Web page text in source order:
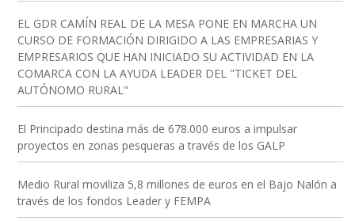
EL GDR CAMÍN REAL DE LA MESA PONE EN MARCHA UN
CURSO DE FORMACIÓN DIRIGIDO A LAS EMPRESARIAS Y
EMPRESARIOS QUE HAN INICIADO SU ACTIVIDAD EN LA
COMARCA CON LA AYUDA LEADER DEL "TICKET DEL
AUTÓNOMO RURAL"
El Principado destina más de 678.000 euros a impulsar
proyectos en zonas pesqueras a través de los GALP
Medio Rural moviliza 5,8 millones de euros en el Bajo Nalón a
través de los fondos Leader y FEMPA